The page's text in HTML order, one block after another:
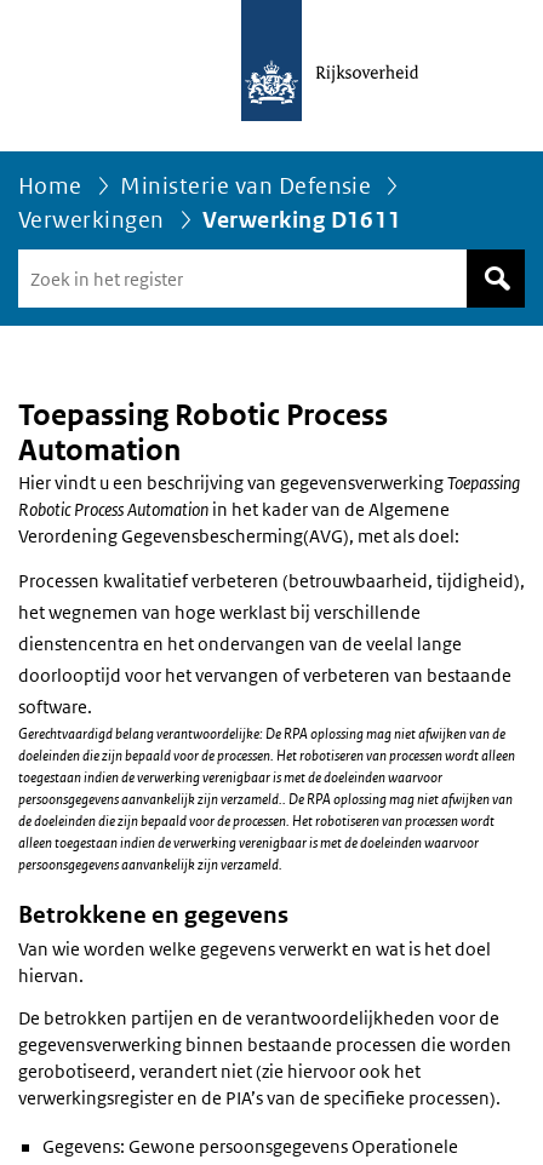
Home
Ministerie van Defensie
Verwerkingen
Verwerking D1611
in
het
Toepassing Robotic Process
Automation
Hier vindt u een beschrijving van gegevensverwerkingToepassing
Robotic Process Automation in het kader van de Algemene
Verordening Gegevensbescherming(AVG), met als doel:
Processen kwalitatief verbeteren (betrouwbaarheid, tijdigheid),
het wegnemen van hoge werklast bij verschillende
dienstencentra en het ondervangen van de veelal lange
doorlooptijd voor het vervangen of verbeteren van bestaande
software.
Gerechtvaardigd belang verantwoordelijke: De RPA oplossing mag niet afwijken van de
doeleinden die zijn bepaald voor de processen. Het robotiseren van processen wordt alleen
toegestaan indien de verwerking verenigbaar is met de doeleinden waarvoor
persoonsgegevens aanvankelijk zijn verzameld.. De RPA oplossing mag niet afwijken van
de doeleinden die zijn bepaald voor de processen. Het robotiseren van processen wordt
alleen toegestaan indien de verwerking verenigbaar is met de doeleinden waarvoor
persoonsgegevens aanvankelijk zijn verzameld.
Betrokkene en gegevens
Van wie worden welke gegevens verwerkt en wat is het doel
hiervan.
De betrokken partijen en de verantwoordelijkheden voor de
gegevensverwerking binnen bestaande processen die worden
gerobotiseerd, verandert niet (zie hiervoor ook het
verwerkingsregister en de PIA’s van de specifieke processen).
Gegevens: Gewone persoonsgegevens Operationele